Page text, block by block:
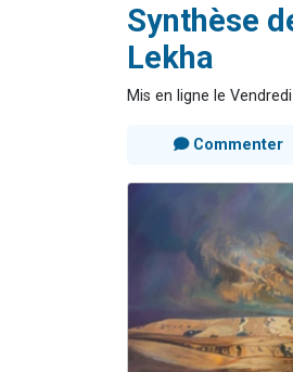
Synthèse
Lekha
Mis en ligne le
Commenter